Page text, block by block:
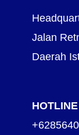
Jalan
Daerah
HOTLINE